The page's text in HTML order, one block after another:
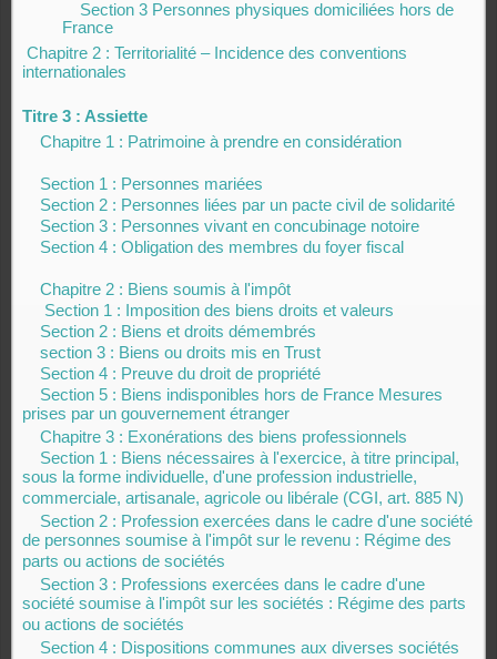
Section 3 Personnes physiques domiciliées hors de
France
Chapitre 2 : Territorialité – Incidence des conventions
internationales
Titre 3 : Assiette
Chapitre 1 : Patrimoine à prendre en considération
Section 1 : Personnes mariées
Section 2 : Personnes liées par un pacte civil de solidarité
Section 3 : Personnes vivant en concubinage notoire
Section 4 : Obligation des membres du foyer fiscal
Chapitre 2 : Biens soumis à l'impôt
Section 1 : Imposition des biens droits et valeurs
Section 2 : Biens et droits démembrés
section 3 : Biens ou droits mis en Trust
Section 4 : Preuve du droit de propriété
Section 5 : Biens indisponibles hors de France Mesures
prises par un gouvernement étranger
Chapitre 3 : Exonérations des biens professionnels
Section 1 : Biens nécessaires à l'exercice, à titre principal,
sous la forme individuelle, d'une profession industrielle,
commerciale, artisanale, agricole ou libérale (CGI, art. 885 N)
Section 2 : Profession exercées dans le cadre d'une société
de personnes soumise à l'impôt sur le revenu : Régime des
parts ou actions de sociétés
Section 3 : Professions exercées dans le cadre d'une
société soumise à l'impôt sur les sociétés : Régime des parts
ou actions de sociétés
Section 4 : Dispositions communes aux diverses sociétés